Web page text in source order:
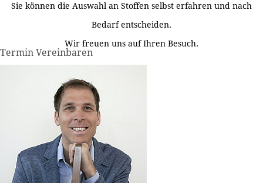
Sie können die Auswahl an Stoffen selbst erfahren und nach
Bedarf entscheiden.
Wir freuen uns auf Ihren Besuch.
Termin Vereinbaren